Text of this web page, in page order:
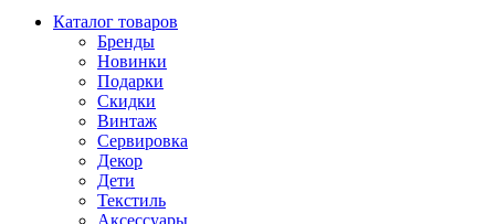
Каталог товаров
Бренды
Новинки
Подарки
Скидки
Винтаж
Сервировка
Декор
Дети
Текстиль
Аксессуары